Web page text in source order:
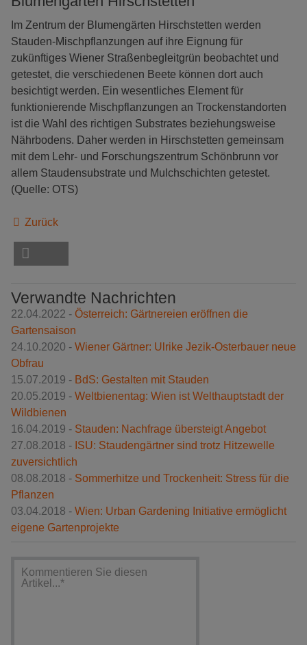
Im Zentrum der Blumengärten Hirschstetten werden
Stauden-Mischpflanzungen auf ihre Eignung für
zukünftiges Wiener Straßenbegleitgrün beobachtet und
getestet, die verschiedenen Beete können dort auch
besichtigt werden. Ein wesentliches Element für
funktionierende Mischpflanzungen an Trockenstandorten
ist die Wahl des richtigen Substrates beziehungsweise
Nährbodens. Daher werden in Hirschstetten gemeinsam
mit dem Lehr- und Forschungszentrum Schönbrunn vor
allem Staudensubstrate und Mulchschichten getestet.
(Quelle: OTS)
Zurück
Verwandte Nachrichten
22.04.2022 - Österreich: Gärtnereien eröffnen die
Gartensaison
24.10.2020 - Wiener Gärtner: Ulrike Jezik-Osterbauer neue
Obfrau
15.07.2019 - BdS: Gestalten mit Stauden
20.05.2019 - Weltbienentag: Wien ist Welthauptstadt der
Wildbienen
16.04.2019 - Stauden: Nachfrage übersteigt Angebot
27.08.2018 - ISU: Staudengärtner sind trotz Hitzewelle
zuversichtlich
08.08.2018 - Sommerhitze und Trockenheit: Stress für die
Pflanzen
03.04.2018 - Wien: Urban Gardening Initiative ermöglicht
eigene Gartenprojekte